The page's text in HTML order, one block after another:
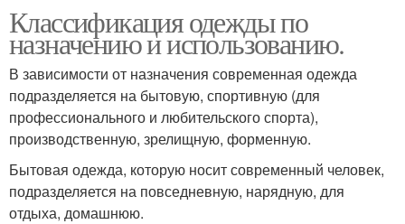
Классификация одежды по
назначению и использованию.
В зависимости от назначения современная одежда
подразделяется на бытовую, спортивную (для
профессионального и любительского спорта),
производственную, зрелищную, форменную.
Бытовая одежда, которую носит современный человек,
подразделяется на повседневную, нарядную, для
отдыха, домашнюю.